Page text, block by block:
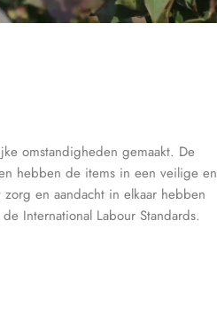
omstandigheden gemaakt. De
hebben de items in een veilige en
en aandacht in elkaar hebben
International Labour Standards.